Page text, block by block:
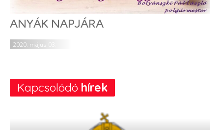
ANYÁK NAPJÁRA
2020. május 03.
Kapcsolódó hírek